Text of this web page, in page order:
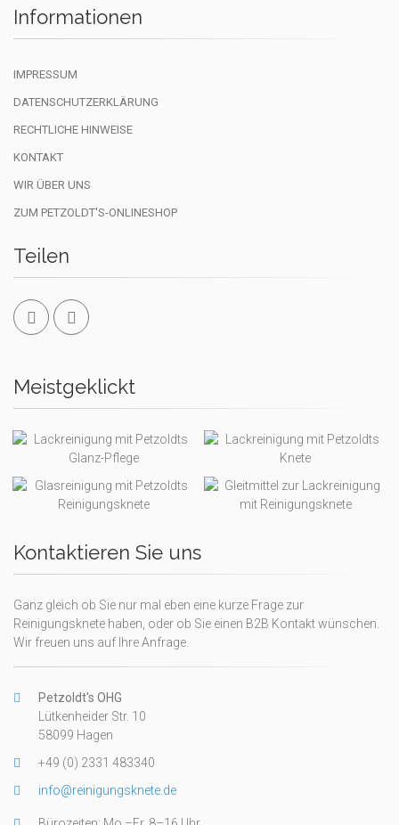
Informationen
IMPRESSUM
DATENSCHUTZERKLÄRUNG
RECHTLICHE HINWEISE
KONTAKT
WIR ÜBER UNS
ZUM PETZOLDT'S-ONLINESHOP
Teilen
Meistgeklickt
Kontaktieren Sie uns
Ganz gleich ob Sie nur mal eben eine kurze Frage zur
Reinigungsknete haben, oder ob Sie einen B2B Kontakt wünschen.
Wir freuen uns auf Ihre Anfrage.
Petzoldt's OHG
Lütkenheider Str. 10
58099 Hagen
+49 (0) 2331 483340
info@reinigungsknete.de